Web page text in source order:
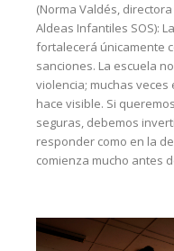
(Norma Valdés,
Aldeas Infantiles SOS):
fortalecerá únicamente
sanciones. La escuela
violencia; muchas
hace visible. Si
seguras, debemos
responder como en la
comienza mucho antes